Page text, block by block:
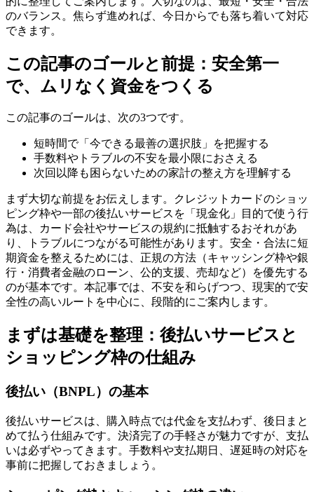
のバランス。焦らず進めれば、今日からでも落ち着いて対応
できます。
この記事のゴールと前提：安全第一
で、ムリなく資金をつくる
この記事のゴールは、次の3つです。
短時間で「今できる最善の選択肢」を把握する
手数料やトラブルの不安を最小限におさえる
次回以降も困らないための家計の整え方を理解する
まず大切な前提をお伝えします。クレジットカードのショッ
ピング枠や一部の後払いサービスを「現金化」目的で使う行
為は、カード会社やサービスの規約に抵触するおそれがあ
り、トラブルにつながる可能性があります。安全・合法に短
期資金を整えるためには、正規の方法（キャッシング枠や銀
行・消費者金融のローン、公的支援、売却など）を優先する
のが基本です。本記事では、不安を和らげつつ、現実的で安
全性の高いルートを中心に、段階的にご案内します。
まずは基礎を整理：後払いサービスと
ショッピング枠の仕組み
後払い（BNPL）の基本
後払いサービスは、購入時点では代金を支払わず、後日まと
めて払う仕組みです。決済完了の手軽さが魅力ですが、支払
いは必ずやってきます。手数料や支払期日、遅延時の対応を
事前に把握しておきましょう。